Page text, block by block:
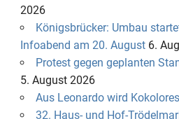
2026
Königsbrücker: Umbau
Infoabend am 20. August 6.
Protest gegen geplanten
5. August 2026
Aus Leonardo wird Kokolores
32. Haus- und Hof-